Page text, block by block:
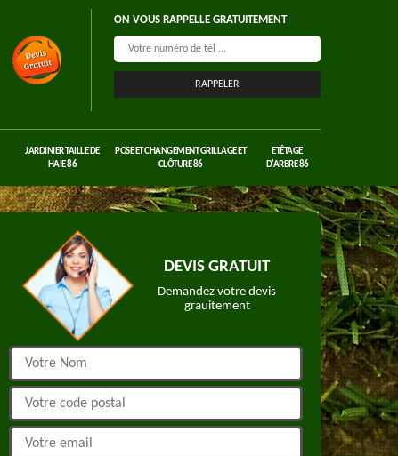
ON VOUS RAPPELLE GRATUITEMENT
JARDINIER TAILLE DE
HAIE 86
POSE ET CHANGEMENT GRILLAGE ET
CLÔTURE 86
ETÊTAGE
D'ARBRE 86
DEVIS GRATUIT
Demandez votre devis
grauitement